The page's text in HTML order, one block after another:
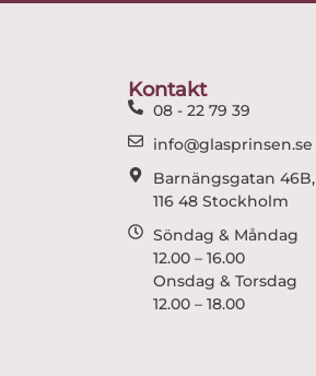
Kontakt
08 - 22 79 39
info@glasprinsen.se
Barnängsgatan 46B,
116 48 Stockholm
Söndag & Måndag
12.00 – 16.00
Onsdag & Torsdag
12.00 – 18.00